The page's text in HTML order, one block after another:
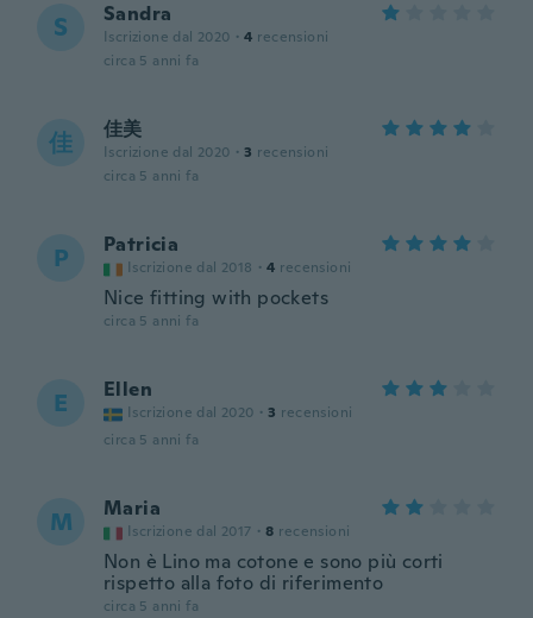
S Sandra
Iscrizione dal 2020 · 4 recensioni
circa 5 anni fa
佳 佳美
Iscrizione dal 2020 · 3 recensioni
circa 5 anni fa
P Patricia
Iscrizione dal 2018 · 4 recensioni
Nice fitting with pockets
circa 5 anni fa
E Ellen
Iscrizione dal 2020 · 3 recensioni
circa 5 anni fa
M Maria
Iscrizione dal 2017 · 8 recensioni
Non è Lino ma cotone e sono più corti
rispetto alla foto di riferimento
circa 5 anni fa